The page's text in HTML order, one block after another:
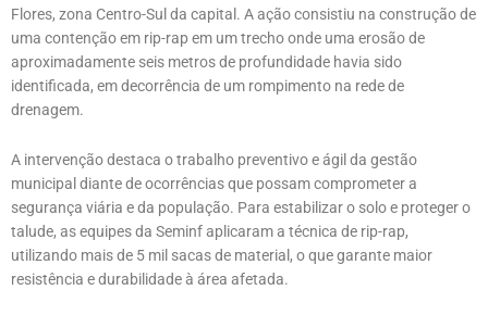
Flores, zona Centro-Sul da capital. A ação consistiu na construção de
uma contenção em rip-rap em um trecho onde uma erosão de
aproximadamente seis metros de profundidade havia sido
identificada, em decorrência de um rompimento na rede de
drenagem.
A intervenção destaca o trabalho preventivo e ágil da gestão
municipal diante de ocorrências que possam comprometer a
segurança viária e da população. Para estabilizar o solo e proteger o
talude, as equipes da Seminf aplicaram a técnica de rip-rap,
utilizando mais de 5 mil sacas de material, o que garante maior
resistência e durabilidade à área afetada.